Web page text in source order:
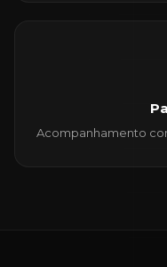
Acompanhamento